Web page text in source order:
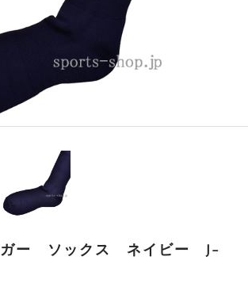
ガー ソックス ネイビー J-